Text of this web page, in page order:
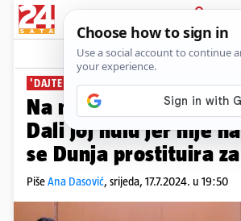
PRIJAVA
News
'DAJTE MI BAR BOD'
Na maturu došlo 5000
Dali joj nulu jer nije
se Dunja prostituira
PišeAna Dasović, srijeda, 17.7.2024. u 19:50